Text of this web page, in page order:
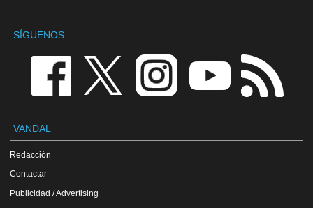
SÍGUENOS
VANDAL
Redacción
Contactar
Publicidad / Advertising